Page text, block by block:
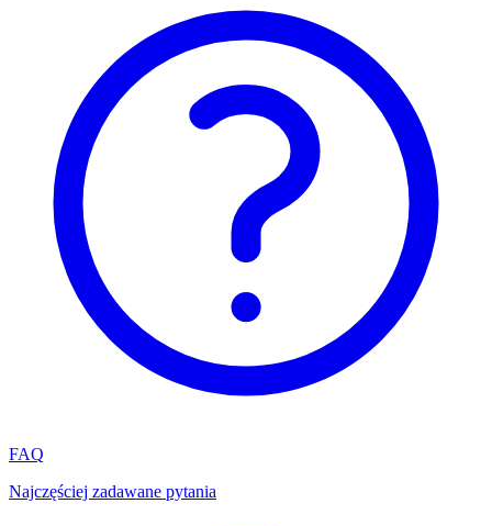
FAQ
Najczęściej zadawane pytania